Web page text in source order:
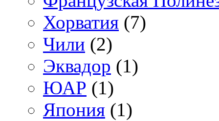
Хорватия (7)
Чили (2)
Эквадор (1)
ЮАР (1)
Япония (1)